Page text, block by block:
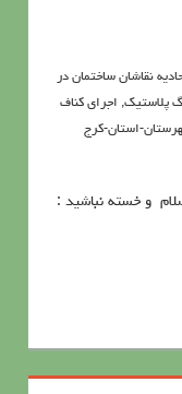
نقاشان ساختمان در
پلاستیک, اجرای کناف
استان-کرج
و خسته نباشید :